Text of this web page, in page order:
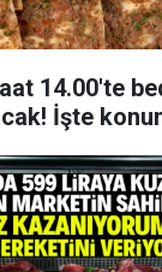
14.00'te
İşte